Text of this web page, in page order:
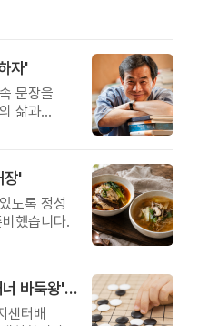
자'
문장을
삶과
장'
도록 정성
했습니다.
제3회 서초구 아버지센터배 '매너 바둑왕' 대회
센터배